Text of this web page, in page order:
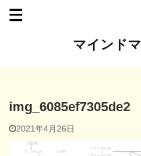
マインド
img_6085ef7305de2
2021年4月26日